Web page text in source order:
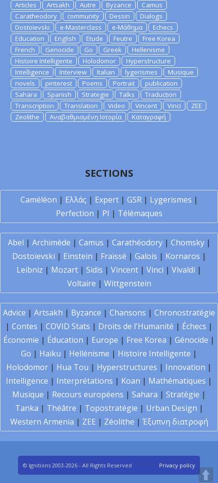
Articles Artsakh Autre Byzance
Camus
Caratheodory
community Dessin
Dialogs
Dostoievski
e-Masterclass e-Μάθημα
Echecs
Education
English Etude Feutre
Free Korea
French
Genocide Go Greek
Hellenisme
Histoire Intelligente
Holodomor
Hyperstructure
Intelligence
Interview Italian lygerismes
Musique
novels
pinterest Poems Portrait
publication
Sahara
Spanish Strategie Talks
Traduction
Transcription
Translation Video Vincent Vinci
ZEE
Zeolithe
Αναβαθμισμένη Ιστορία Καταγραφή
SECTIONS
Caméléon | Ελλάς | Expert| GSR| Lygerismes |
Perfection | PI | Télémaques
Abel | Archimède | Camus | Carathéodory| Chomsky|
Dostoïevski | Einstein | Fraïssé | Galois | Kornaros |
Leibniz | Mozart | Sidis | Vincent | Vinci | Vivaldi |
Voltaire | Wittgenstein
Advice | Artsakh | Byzance | Chansons | Chronostratégie
| Contes | COVID Stats | Droits de l'Humanité | Échecs |
Économie | Éducation | Europe | Free Korea | Génocide |
Go | Haïku | Hellénisme | Histoire Intelligente |
Holodomor | Hua Tou | Hyperstructures | Innovation |
Intelligence | Interprétations | Koan | Mathématiques |
Musique | Recours européens | Sahara | Stratégie |
Tanka | Théâtre | Topostratégie | Urban Design |
Western Armenia | ZEE | Zéolithe | Έξυπνη διατροφή
© Ignitions 2003-2026 - All Rights Reserved Privacy policy